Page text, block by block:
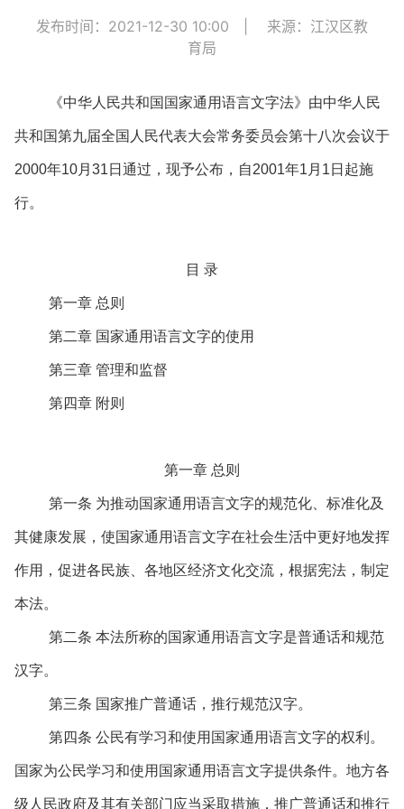
发布时间：2021-12-30 10:00
来源：江汉区教
育局
《中华人民共和国国家通用语言文字法》由中华人民
共和国第九届全国人民代表大会常务委员会第十八次会议于
2000年10月31日通过，现予公布，自2001年1月1日起施
行。
目 录
第一章 总则
第二章 国家通用语言文字的使用
第三章 管理和监督
第四章 附则
第一章 总则
第一条 为推动国家通用语言文字的规范化、标准化及
其健康发展，使国家通用语言文字在社会生活中更好地发挥
作用，促进各民族、各地区经济文化交流，根据宪法，制定
本法。
第二条 本法所称的国家通用语言文字是普通话和规范
汉字。
第三条 国家推广普通话，推行规范汉字。
第四条 公民有学习和使用国家通用语言文字的权利。
国家为公民学习和使用国家通用语言文字提供条件。地方各
级人民政府及其有关部门应当采取措施，推广普通话和推行